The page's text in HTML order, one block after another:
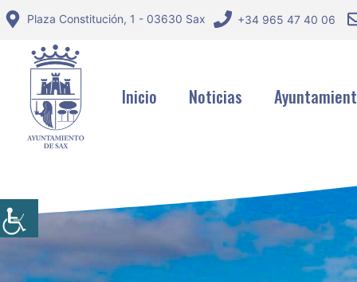
Saltar
contenido
Plaza Constitución, 1 - 03630 Sax +34 965 47 40 06
Inicio Noticias